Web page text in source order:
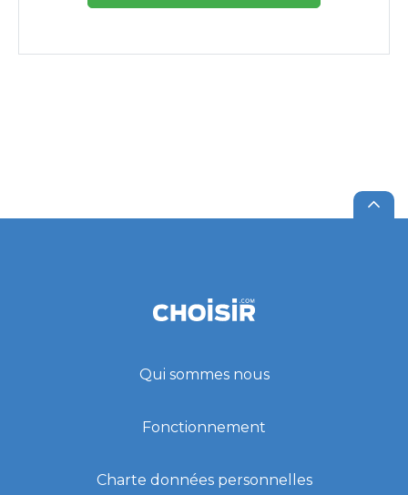
Qui sommes nous
Fonctionnement
Charte données personnelles